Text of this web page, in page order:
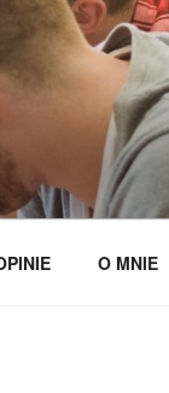
O MNIE